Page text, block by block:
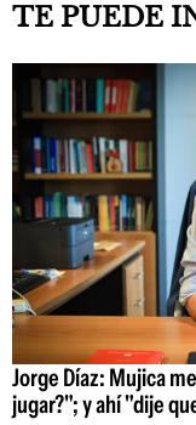
TE PUEDE
Jorge Díaz: Mujica
jugar?"; y ahí "dije